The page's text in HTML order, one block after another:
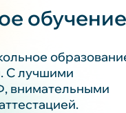
обучение
С лучшими
внимательными